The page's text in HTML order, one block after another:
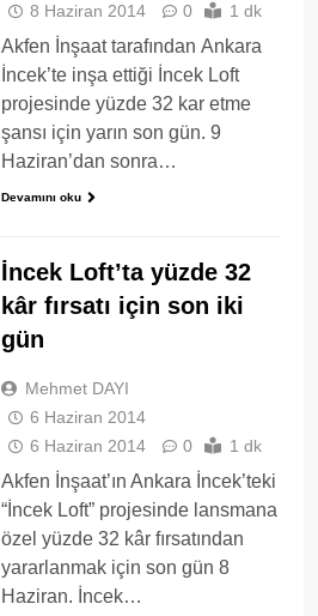
8 Haziran 2014
0 1 dk
Akfen İnşaat tarafından Ankara
İncek’te inşa ettiği İncek Loft
projesinde yüzde 32 kar etme
şansı için yarın son gün. 9
Haziran’dan sonra…
Devamını oku
İncek Loft’ta yüzde 32
kâr fırsatı için son iki
gün
Mehmet DAYI
6 Haziran 2014
6 Haziran 2014
0 1 dk
Akfen İnşaat’ın Ankara İncek’teki
“İncek Loft” projesinde lansmana
özel yüzde 32 kâr fırsatından
yararlanmak için son gün 8
Haziran. İncek…